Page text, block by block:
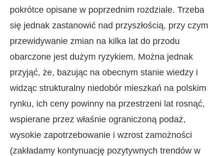
pokrótce opisane w poprzednim rozdziale. Trzeba
się jednak zastanowić nad przyszłością, przy czym
przewidywanie zmian na kilka lat do przodu
obarczone jest dużym ryzykiem. Można jednak
przyjąć, że, bazując na obecnym stanie wiedzy i
widząc strukturalny niedobór mieszkań na polskim
rynku, ich ceny powinny na przestrzeni lat rosnąć,
wspierane przez właśnie ograniczoną podaż,
wysokie zapotrzebowanie i wzrost zamożności
(zakładamy kontynuację pozytywnych trendów w